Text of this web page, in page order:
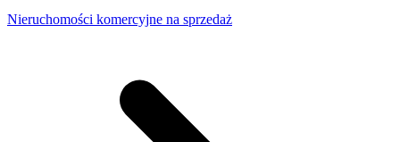
Nieruchomości komercyjne na sprzedaż